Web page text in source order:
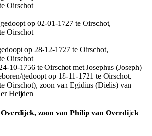
Oirschot
op 02-01-1727 te Oirschot,
Oirschot
op 28-12-1727 te Oirschot,
Oirschot
10-1756 te Oirschot met Josephus (Joseph)
gedoopt op 18-11-1721 te Oirschot,
Oirschot), zoon van Egidius (Dielis) van
Heijden
Overdijck, zoon van Philip van Overdijck